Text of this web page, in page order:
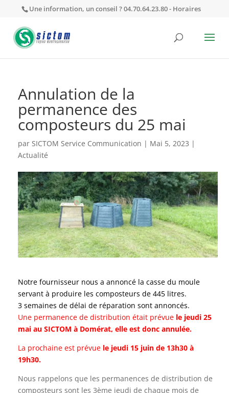
Une information, un conseil ? 04.70.64.23.80 - Horaires
Annulation de la
permanence des
composteurs du 25 mai
par SICTOM Service Communication | Mai 5, 2023 |
Actualité
Notre fournisseur nous a annoncé la casse du moule
servant à produire les composteurs de 445 litres.
3 semaines de délai de réparation sont annoncés.
Une permanence de distribution était prévue le jeudi 25
mai au SICTOM à Domérat, elle est donc annulée.
La prochaine est prévue le jeudi 15 juin de 13h30 à
19h30.
Nous rappelons que les permanences de distribution de
composteurs sont les 3ème jeudi de chaque mois de